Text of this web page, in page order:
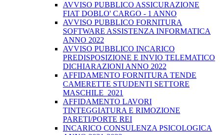
AVVISO PUBBLICO ASSICURAZIONE
FIAT DOBLO' CARGO - 1 ANNO
AVVISO PUBBLICO FORNITURA
SOFTWARE ASSISTENZA INFORMATICA
ANNO 2022
AVVISO PUBBLICO INCARICO
PREDISPOSIZIONE E INVIO TELEMATICO
DICHIARAZIONI ANNO 2022
AFFIDAMENTO FORNITURA TENDE
CAMERETTE STUDENTI SETTORE
MASCHILE_2021
AFFIDAMENTO LAVORI
TINTEGGIATURA E RIMOZIONE
PARETI/PORTE REI
INCARICO CONSULENZA PSICOLOGICA